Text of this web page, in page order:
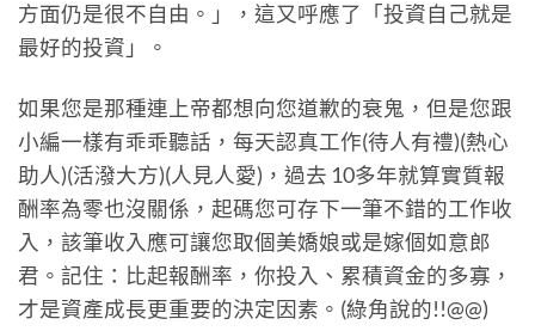
方面仍是很不自由。」，這又呼應了「投資自己就是
最好的投資」。
如果您是那種連上帝都想向您道歉的衰鬼，但是您跟
小編一樣有乖乖聽話，每天認真工作(待人有禮)(熱心
助人)(活潑大方)(人見人愛)，過去 10多年就算實質報
酬率為零也沒關係，起碼您可存下一筆不錯的工作收
入，該筆收入應可讓您取個美嬌娘或是嫁個如意郎
君。記住：比起報酬率，你投入、累積資金的多寡，
才是資產成長更重要的決定因素。(綠角說的!!@@)